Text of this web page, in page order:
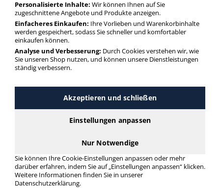
Personalisierte Inhalte: Wir können Ihnen auf Sie
zugeschnittene Angebote und Produkte anzeigen.
Einfacheres Einkaufen: Ihre Vorlieben und Warenkorbinhalte
werden gespeichert, sodass Sie schneller und komfortabler
einkaufen können.
Analyse und Verbesserung: Durch Cookies verstehen wir, wie
Sie unseren Shop nutzen, und können unsere Dienstleistungen
ständig verbessern.
Akzeptieren und schließen
Einstellungen anpassen
Nur Notwendige
Sie können Ihre Cookie-Einstellungen anpassen oder mehr
darüber erfahren, indem Sie auf „Einstellungen anpassen“ klicken.
Weitere Informationen finden Sie in unserer
Datenschutzerklärung.